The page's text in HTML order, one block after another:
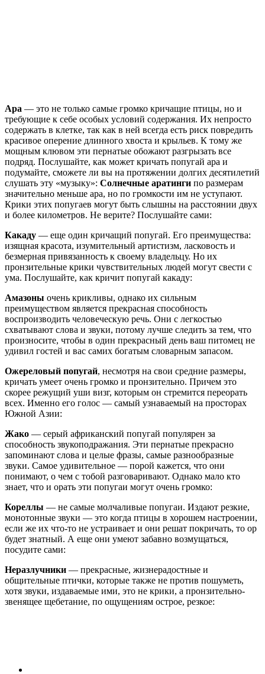
Ара — это не только самые громко кричащие птицы, но и
требующие к себе особых условий содержания. Их непросто
содержать в клетке, так как в ней всегда есть риск повредить
красивое оперение длинного хвоста и крыльев. К тому же
мощным клювом эти пернатые обожают разгрызать все
подряд. Послушайте, как может кричать попугай ара и
подумайте, сможете ли вы на протяжении долгих десятилетий
слушать эту «музыку»: Солнечные аратинги по размерам
значительно меньше ара, но по громкости им не уступают.
Крики этих попугаев могут быть слышны на расстоянии двух
и более километров. Не верите? Послушайте сами:
Какаду — еще один кричащий попугай. Его преимущества:
изящная красота, изумительный артистизм, ласковость и
безмерная привязанность к своему владельцу. Но их
пронзительные крики чувствительных людей могут свести с
ума. Послушайте, как кричит попугай какаду:
Амазоны очень крикливы, однако их сильным
преимуществом является прекрасная способность
воспроизводить человеческую речь. Они с легкостью
схватывают слова и звуки, потому лучше следить за тем, что
произносите, чтобы в один прекрасный день ваш питомец не
удивил гостей и вас самих богатым словарным запасом.
Ожереловый попугай, несмотря на свои средние размеры,
кричать умеет очень громко и пронзительно. Причем это
скорее режущий уши визг, которым он стремится переорать
всех. Именно его голос — самый узнаваемый на просторах
Южной Азии:
Жако — серый африканский попугай популярен за
способность звукоподражания. Эти пернатые прекрасно
запоминают слова и целые фразы, самые разнообразные
звуки. Самое удивительное — порой кажется, что они
понимают, о чем с тобой разговаривают. Однако мало кто
знает, что и орать эти попугаи могут очень громко:
Кореллы — не самые молчаливые попугаи. Издают резкие,
монотонные звуки — это когда птицы в хорошем настроении,
если же их что-то не устраивает и они решат покричать, то ор
будет знатный. А еще они умеют забавно возмущаться,
посудите сами:
Неразлучники — прекрасные, жизнерадостные и
общительные птички, которые также не против пошуметь,
хотя звуки, издаваемые ими, это не крики, а пронзительно-
звенящее щебетание, по ощущениям острое, резкое: